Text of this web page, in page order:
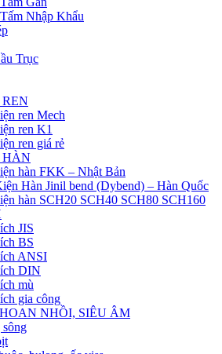
Nhập Khẩu
Trục
ren Mech
ren K1
ren giá rẻ
HÀN
hàn FKK – Nhật Bản
Hàn Jinil bend (Dybend) – Hàn Quốc
hàn SCH20 SCH40 SCH80 SCH160
JIS
BS
ANSI
DIN
mù
gia công
NHỒI, SIÊU ÂM